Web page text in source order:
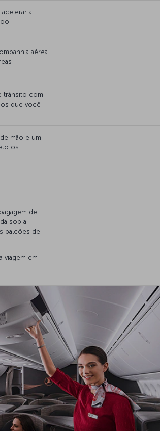
a
aérea
trânsito com
que você
mão e um
os
de
sob a
balcões de
viagem em